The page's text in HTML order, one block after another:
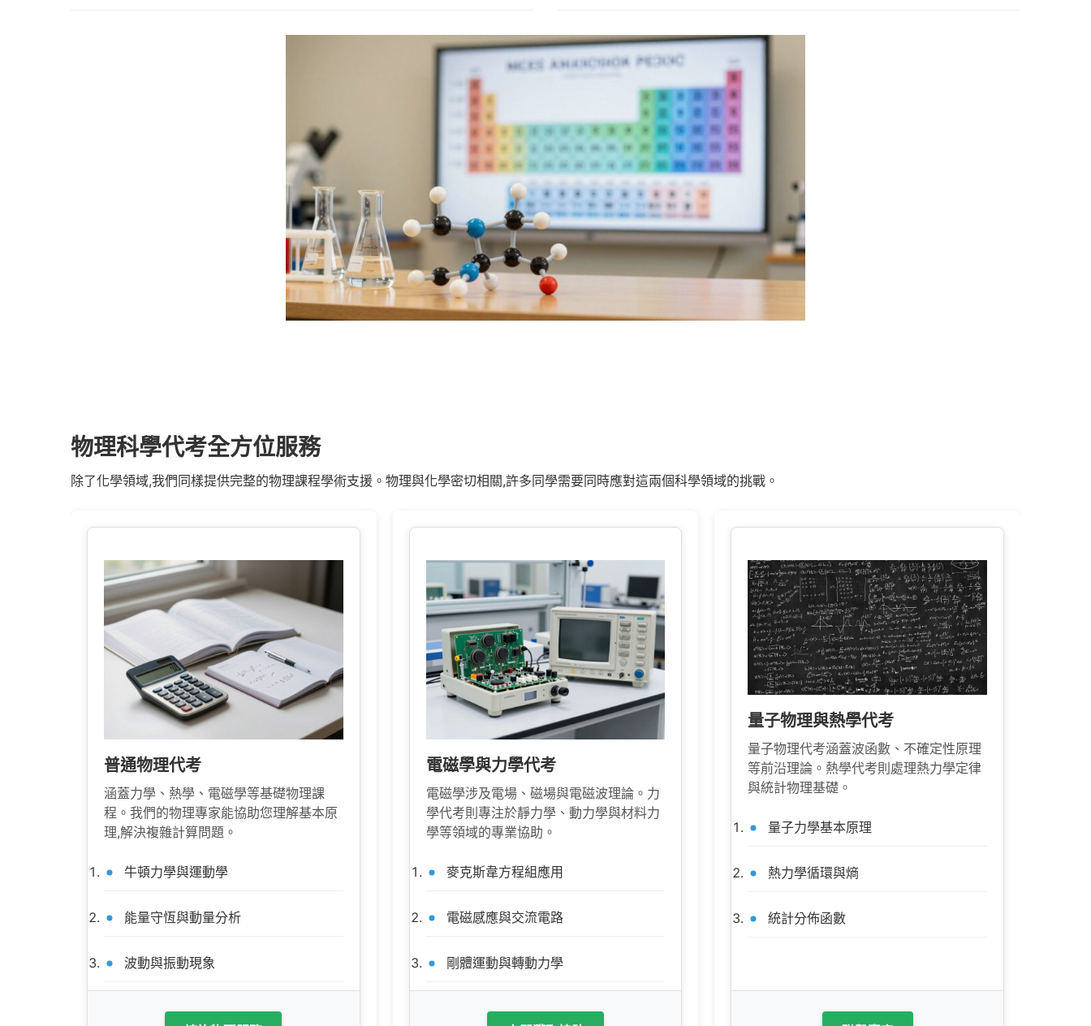
物理科學代考全方位服務
除了化學領域,我們同樣提供完整的物理課程學術支援。物理與化學密切相關,許多同學需要同時應對這兩個科學領域的挑戰。
普通物理代考
涵蓋力學、熱學、電磁學等基礎物理課
程。我們的物理專家能協助您理解基本原
理,解決複雜計算問題。
牛頓力學與運動學
能量守恆與動量分析
波動與振動現象
電磁學與力學代考
電磁學涉及電場、磁場與電磁波理論。力
學代考則專注於靜力學、動力學與材料力
學等領域的專業協助。
麥克斯韋方程組應用
電磁感應與交流電路
剛體運動與轉動力學
量子物理與熱學代考
量子物理代考涵蓋波函數、不確定性原理
等前沿理論。熱學代考則處理熱力學定律
與統計物理基礎。
量子力學基本原理
熱力學循環與熵
統計分佈函數